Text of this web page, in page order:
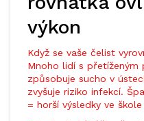
výkon
Když se vaše čelist
Mnoho lidí s přetíženým
způsobuje sucho v
zvyšuje riziko infekcí.
= horší výsledky ve